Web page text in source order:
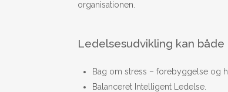
organisationen.
Ledelsesudvikling kan
Bag om stress – forebyggelse og
Balanceret Intelligent Ledelse.